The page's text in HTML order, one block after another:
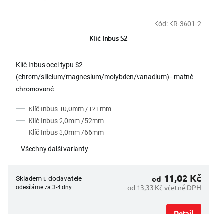
Kód: KR-3601-2
Klíč Inbus S2
Klíč Inbus ocel typu S2
(chrom/silicium/magnesium/molybden/vanadium) - matně
chromované
Klíč Inbus 10,0mm /121mm
Klíč Inbus 2,0mm /52mm
Klíč Inbus 3,0mm /66mm
Všechny další varianty
Skladem u dodavatele
odesíláme za 3-4 dny od 13,33 Kč včetně DPH
od 11,02 Kč